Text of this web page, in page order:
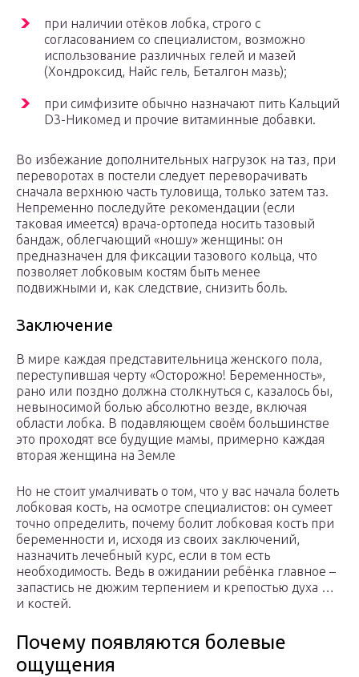
при наличии отёков лобка, строго с
согласованием со специалистом, возможно
использование различных гелей и мазей
(Хондроксид, Найс гель, Беталгон мазь);
при симфизите обычно назначают пить Кальций
D3-Никомед и прочие витаминные добавки.
Во избежание дополнительных нагрузок на таз, при
переворотах в постели следует переворачивать
сначала верхнюю часть туловища, только затем таз.
Непременно последуйте рекомендации (если
таковая имеется) врача-ортопеда носить тазовый
бандаж, облегчающий «ношу» женщины: он
предназначен для фиксации тазового кольца, что
позволяет лобковым костям быть менее
подвижными и, как следствие, снизить боль.
Заключение
В мире каждая представительница женского пола,
переступившая черту «Осторожно! Беременность»,
рано или поздно должна столкнуться с, казалось бы,
невыносимой болью абсолютно везде, включая
области лобка. В подавляющем своём большинстве
это проходят все будущие мамы, примерно каждая
вторая женщина на Земле
Но не стоит умалчивать о том, что у вас начала болеть
лобковая кость, на осмотре специалистов: он сумеет
точно определить, почему болит лобковая кость при
беременности и, исходя из своих заключений,
назначить лечебный курс, если в том есть
необходимость. Ведь в ожидании ребёнка главное –
запастись не дюжим терпением и крепостью духа …
и костей.
Почему появляются болевые
ощущения